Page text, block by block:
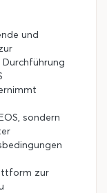
und
sondern
zur